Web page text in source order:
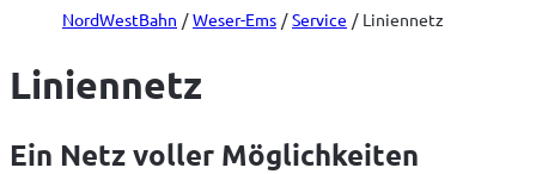
NordWestBahn Weser-Ems Service Liniennetz
Liniennetz
Ein Netz voller Möglichkeiten